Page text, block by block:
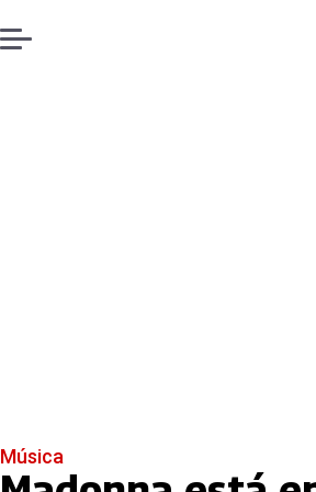
Música